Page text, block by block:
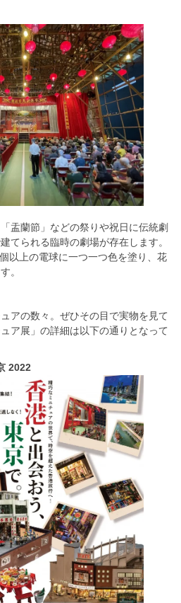
盂蘭節」などの祭りや祝日に伝統劇
てられる臨時の劇場が存在します。
以上の電球に一つ一つ色を塗り、花
。
アの数々。ぜひその目で実物を見て
ア展」の詳細は以下の通りとなって
2022